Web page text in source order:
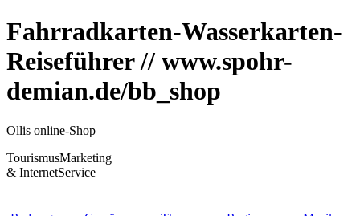
Fahrradkarten-Wasserkarten-
Reiseführer // www.spohr-
demian.de/bb_shop
Ollis online-Shop
TourismusMarketing
& InternetService